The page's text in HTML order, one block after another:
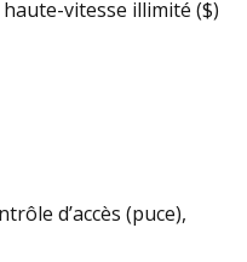
vitesse illimité ($)
d’accès (puce),